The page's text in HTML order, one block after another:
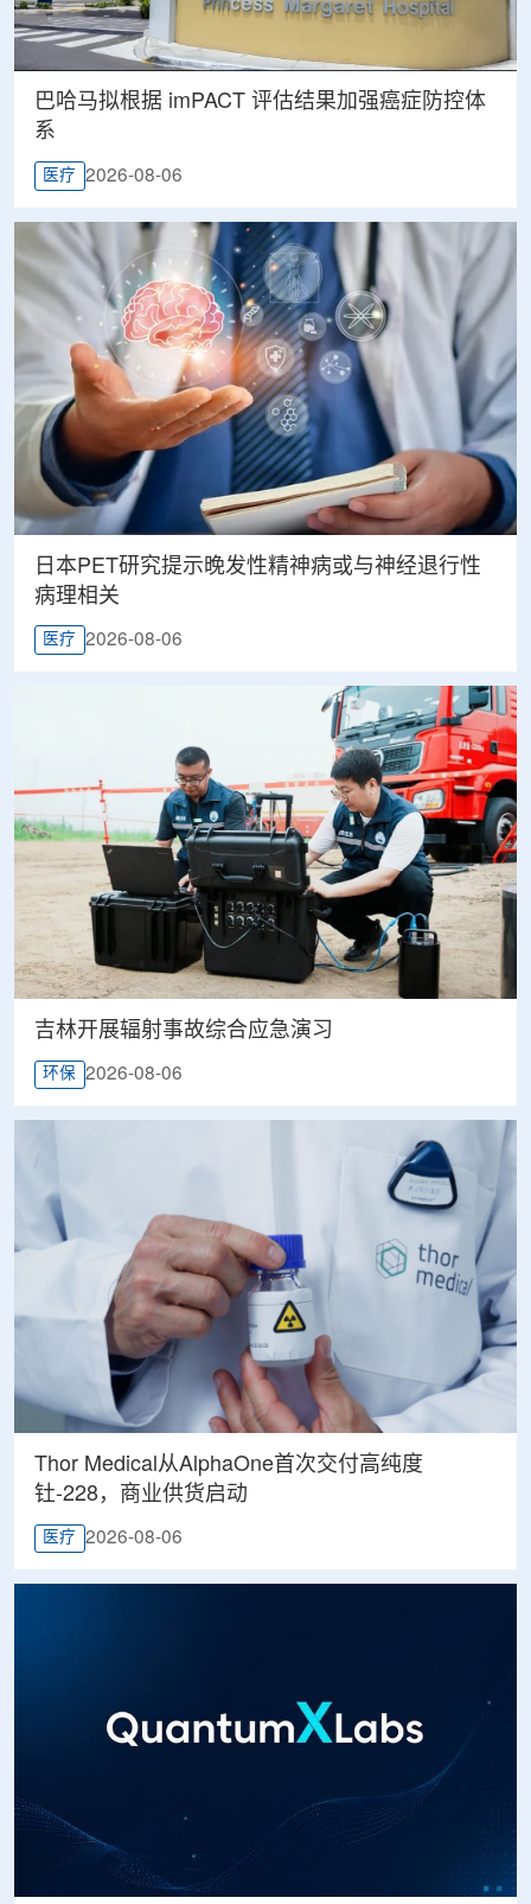
巴哈马拟根据 imPACT 评估结果加强癌症防控体
系
医疗 2026-08-06
日本PET研究提示晚发性精神病或与神经退行性
病理相关
医疗 2026-08-06
吉林开展辐射事故综合应急演习
环保 2026-08-06
Thor Medical从AlphaOne首次交付高纯度
钍-228，商业供货启动
医疗 2026-08-06